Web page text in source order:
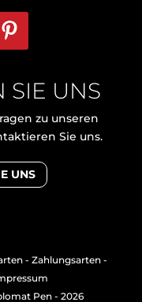
SIE UNS
zu unseren
Sie uns.
UNS
- Zahlungsarten-
Pen - 2026